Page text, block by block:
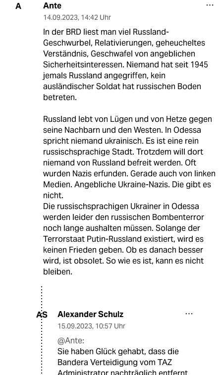
A Ante
14.09.2023, 14:42 Uhr
In der BRD liest man viel Russland-
Geschwurbel, Relativierungen, geheucheltes
Verständnis, Geschwafel von angeblichen
Sicherheitsinteressen. Niemand hat seit 1945
jemals Russland angegriffen, kein
ausländischer Soldat hat russischen Boden
betreten.
Russland lebt von Lügen und von Hetze gegen
seine Nachbarn und den Westen. In Odessa
spricht niemand ukrainisch. Es ist eine rein
russischsprachige Stadt. Trotzdem will dort
niemand von Russland befreit werden. Oft
wurden Nazis erfunden. Gerade auch von linken
Medien. Angebliche Ukraine-Nazis. Die gibt es
nicht.
Die russischsprachigen Ukrainer in Odessa
werden leider den russischen Bombenterror
noch lange aushalten müssen. Solange der
Terrorstaat Putin-Russland existiert, wird es
keinen Frieden geben. Ob es danach besser
wird, ist obsolet. So wie es ist, kann es nicht
bleiben.
AS Alexander Schulz
15.09.2023, 10:57 Uhr
@Ante:
Sie haben Glück gehabt, dass die
Bandera Verteidigung vom TAZ